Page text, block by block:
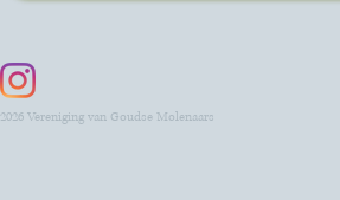
2026 Vereniging van Goudse Molenaars